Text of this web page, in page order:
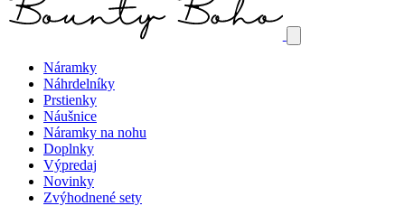
Náramky
Náhrdelníky
Prstienky
Náušnice
Náramky na nohu
Doplnky
Výpredaj
Novinky
Zvýhodnené sety